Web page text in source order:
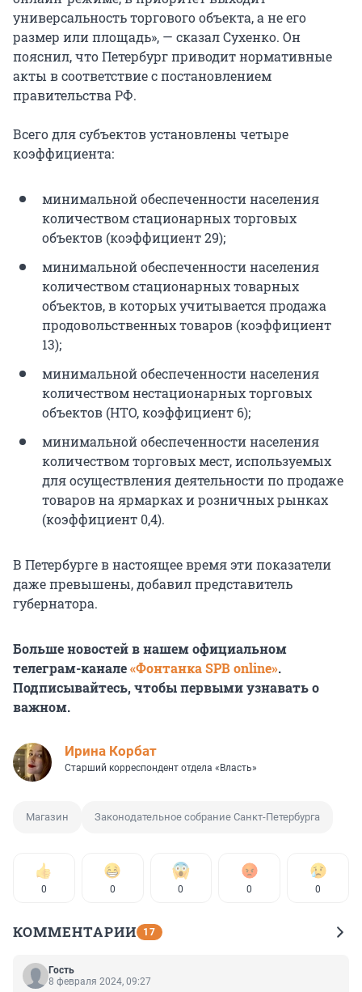
универсальность торгового объекта, а не его
размер или площадь», — сказал Сухенко. Он
пояснил, что Петербург приводит нормативные
акты в соответствие с постановлением
правительства РФ.
Всего для субъектов установлены четыре
коэффициента:
минимальной обеспеченности населения
количеством стационарных торговых
объектов (коэффициент 29);
минимальной обеспеченности населения
количеством стационарных товарных
объектов, в которых учитывается продажа
продовольственных товаров (коэффициент
13);
минимальной обеспеченности населения
количеством нестационарных торговых
объектов (НТО, коэффициент 6);
минимальной обеспеченности населения
количеством торговых мест, используемых
для осуществления деятельности по продаже
товаров на ярмарках и розничных рынках
(коэффициент 0,4).
В Петербурге в настоящее время эти показатели
даже превышены, добавил представитель
губернатора.
Больше новостей в нашем официальном
телеграм-канале«Фонтанка SPB online».
Подписывайтесь, чтобы первыми узнавать о
важном.
Иpина Корбат
Старший корреспондент отдела «Власть»
Магазин Законодательное собрание Санкт-Петербурга
0 0 0 0 0
КОММЕНТАРИИ 17
Гость
8 февраля 2024, 09:27